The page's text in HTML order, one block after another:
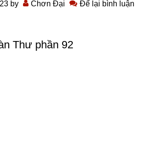
by Chơn Đại Để lại bình luận
Thư phần 92